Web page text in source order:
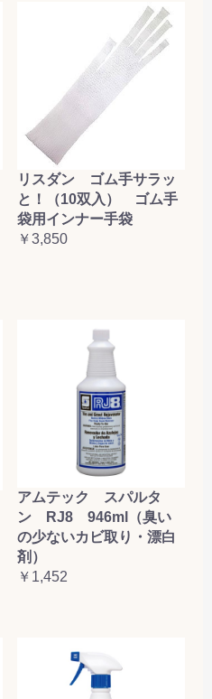
リスダン ゴム手サラッ
と！（10双入） ゴム手
袋用インナー手袋
￥3,850
アムテック スパルタ
ン RJ8 946ml（臭い
の少ないカビ取り・漂白
剤）
￥1,452